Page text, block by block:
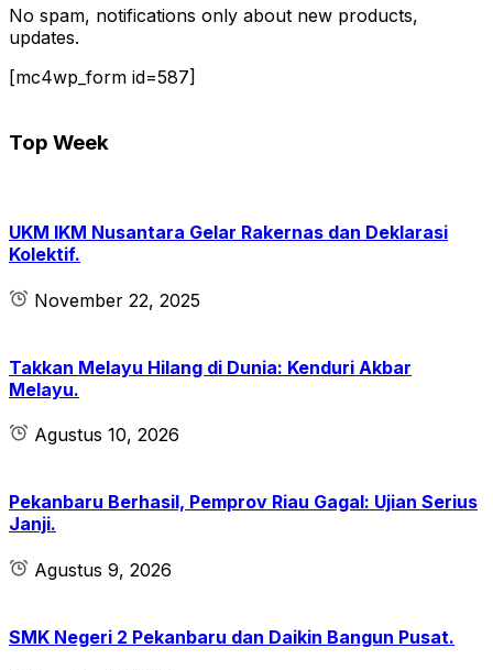
No spam, notifications only about new products,
updates.
[mc4wp_form id=587]
Top Week
UKM IKM Nusantara Gelar Rakernas dan Deklarasi
Kolektif.
November 22, 2025
Takkan Melayu Hilang di Dunia: Kenduri Akbar
Melayu.
Agustus 10, 2026
Pekanbaru Berhasil, Pemprov Riau Gagal: Ujian Serius
Janji.
Agustus 9, 2026
SMK Negeri 2 Pekanbaru dan Daikin Bangun Pusat.